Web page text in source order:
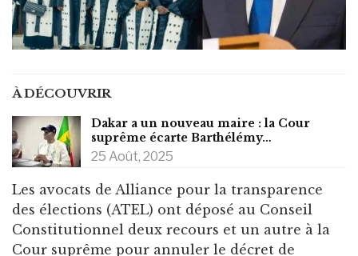
À DÉCOUVRIR
Dakar a un nouveau maire : la Cour
suprême écarte Barthélémy…
25 Août, 2025
Les avocats de Alliance pour la transparence
des élections (ATEL) ont déposé au Conseil
Constitutionnel deux recours et un autre à la
Cour suprême pour annuler le décret de